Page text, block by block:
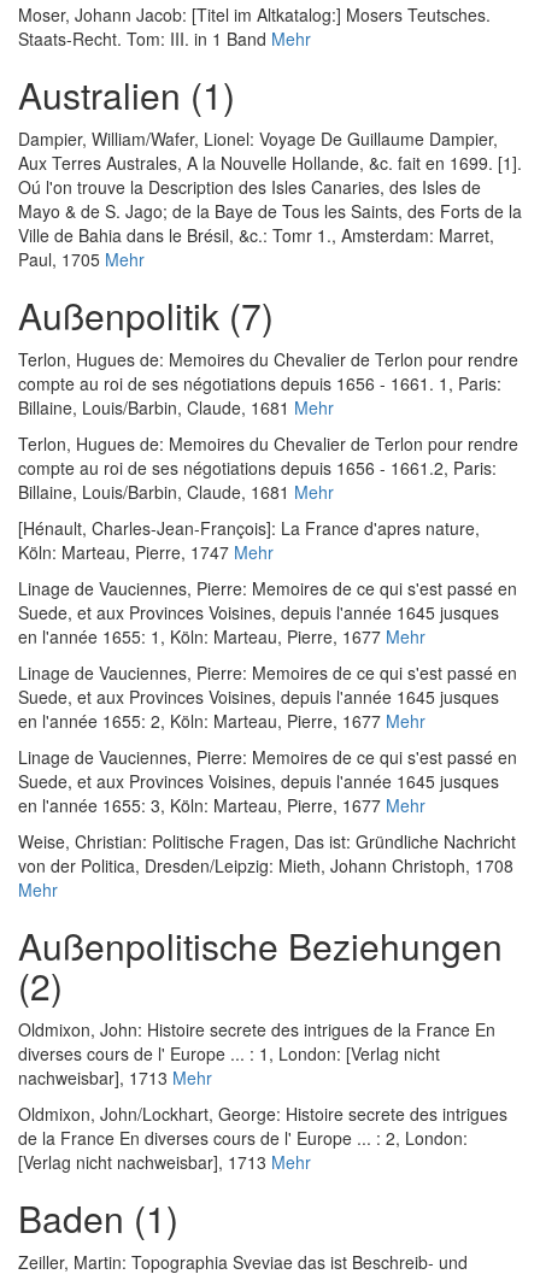
Moser, Johann Jacob: [Titel im Altkatalog:] Mosers Teutsches.
Staats-Recht. Tom: III. in 1 Band Mehr
Australien (1)
Dampier, William/Wafer, Lionel: Voyage De Guillaume Dampier,
Aux Terres Australes, A la Nouvelle Hollande, &c. fait en 1699. [1].
Oú l'on trouve la Description des Isles Canaries, des Isles de
Mayo & de S. Jago; de la Baye de Tous les Saints, des Forts de la
Ville de Bahia dans le Brésil, &c.: Tomr 1., Amsterdam: Marret,
Paul, 1705 Mehr
Außenpolitik (7)
Terlon, Hugues de: Memoires du Chevalier de Terlon pour rendre
compte au roi de ses négotiations depuis 1656 - 1661. 1 , Paris:
Billaine, Louis/Barbin, Claude, 1681 Mehr
Terlon, Hugues de: Memoires du Chevalier de Terlon pour rendre
compte au roi de ses négotiations depuis 1656 - 1661.2, Paris:
Billaine, Louis/Barbin, Claude, 1681 Mehr
[Hénault, Charles-Jean-François]: La France d'apres nature,
Köln: Marteau, Pierre, 1747 Mehr
Linage de Vauciennes, Pierre: Memoires de ce qui s'est passé en
Suede, et aux Provinces Voisines, depuis l'année 1645 jusques
en l'année 1655: 1 , Köln: Marteau, Pierre, 1677 Mehr
Linage de Vauciennes, Pierre: Memoires de ce qui s'est passé en
Suede, et aux Provinces Voisines, depuis l'année 1645 jusques
en l'année 1655: 2, Köln: Marteau, Pierre, 1677 Mehr
Linage de Vauciennes, Pierre: Memoires de ce qui s'est passé en
Suede, et aux Provinces Voisines, depuis l'année 1645 jusques
en l'année 1655: 3, Köln: Marteau, Pierre, 1677 Mehr
Weise, Christian: Politische Fragen, Das ist: Gründliche Nachricht
von der Politica, Dresden/Leipzig: Mieth, Johann Christoph, 1708
Mehr
Außenpolitische Beziehungen
(2)
Oldmixon, John: Histoire secrete des intrigues de la France En
diverses cours de l' Europe ... : 1 , London: [Verlag nicht
nachweisbar], 1713 Mehr
Oldmixon, John/Lockhart, George: Histoire secrete des intrigues
de la France En diverses cours de l' Europe ... : 2, London:
[Verlag nicht nachweisbar], 1713 Mehr
Baden (1)
Zeiller, Martin: Topographia Sveviae das ist Beschreib- und